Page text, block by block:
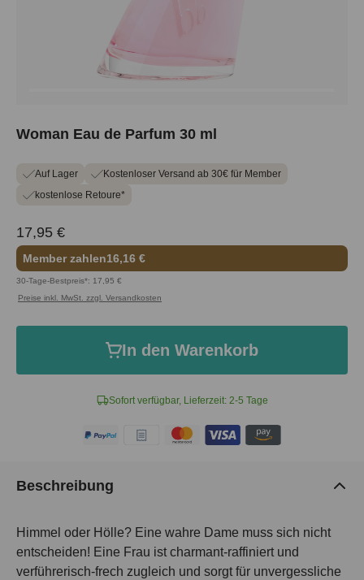
Woman Eau de Parfum 30 ml
Auf Lager
Kostenloser Versand ab 30€ für Member
kostenlose Retoure*
17,95 €
Member zahlen16,16 €
30-Tage-Bestpreis*: 17,95 €
Preise inkl. MwSt. zzgl. Versandkosten
Sofort verfügbar, Lieferzeit: 2-5 Tage
In den Warenkorb
Beschreibung
Himmel oder Hölle? Eine wahre Dame muss sich nicht
entscheiden! Eine Frau ist charmant-raffiniert und
verführerisch-frech zugleich und sorgt für unvergessliche